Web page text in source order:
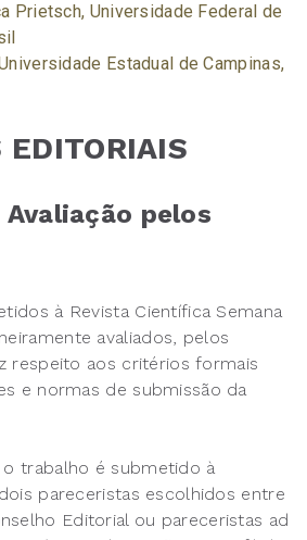
Prietsch, Universidade Federal de
Estadual de Campinas,
EDITORIAIS
pelos
à Revista Científica Semana
avaliados, pelos
respeito aos critérios formais
e normas de submissão da
o trabalho é submetido à
pareceristas escolhidos entre
Editorial ou pareceristas ad